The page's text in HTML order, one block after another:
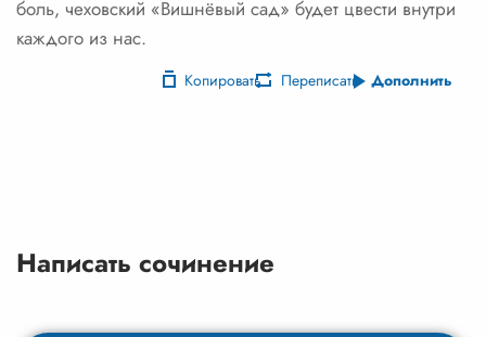
боль, чеховский «Вишнёвый сад» будет цвести внутри
каждого из нас.
Копировать Переписать Дополнить
Написать сочинение